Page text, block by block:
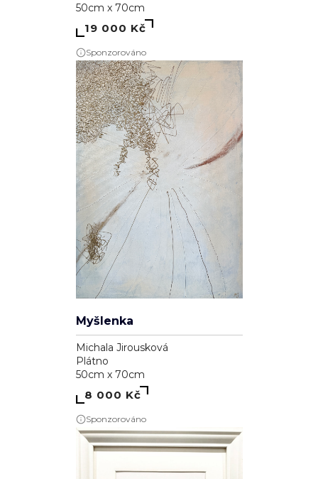
50cm x 70cm
19 000 Kč
Sponzorováno
Myšlenka
Michala Jirousková
Plátno
50cm x 70cm
8 000 Kč
Sponzorováno